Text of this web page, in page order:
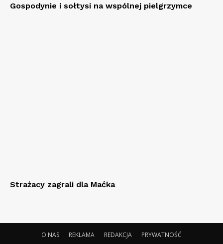
Gospodynie i sołtysi na wspólnej pielgrzymce
Strażacy zagrali dla Maćka
O NAS REKLAMA REDAKCJA PRYWATNOŚĆ